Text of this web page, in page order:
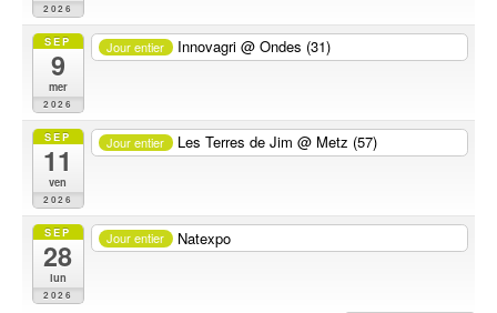
2026
SEP
9
mer
2026
Jour entier Innovagri@ Ondes (31)
SEP
11
ven
2026
Jour entier Les Terres de Jim@ Metz (57)
SEP
28
lun
2026
Jour entier Natexpo